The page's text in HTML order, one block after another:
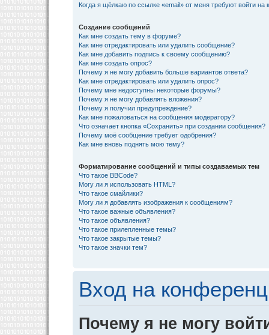
Когда я щёлкаю по ссылке «email» от меня требуют войти на
Создание сообщений
Как мне создать тему в форуме?
Как мне отредактировать или удалить сообщение?
Как мне добавить подпись к своему сообщению?
Как мне создать опрос?
Почему я не могу добавить больше вариантов ответа?
Как мне отредактировать или удалить опрос?
Почему мне недоступны некоторые форумы?
Почему я не могу добавлять вложения?
Почему я получил предупреждение?
Как мне пожаловаться на сообщения модератору?
Что означает кнопка «Сохранить» при создании сообщения?
Почему моё сообщение требует одобрения?
Как мне вновь поднять мою тему?
Форматирование сообщений и типы создаваемых тем
Что такое BBCode?
Могу ли я использовать HTML?
Что такое смайлики?
Могу ли я добавлять изображения к сообщениям?
Что такое важные объявления?
Что такое объявления?
Что такое прилепленные темы?
Что такое закрытые темы?
Что такое значки тем?
Вход на
Почему я не могу